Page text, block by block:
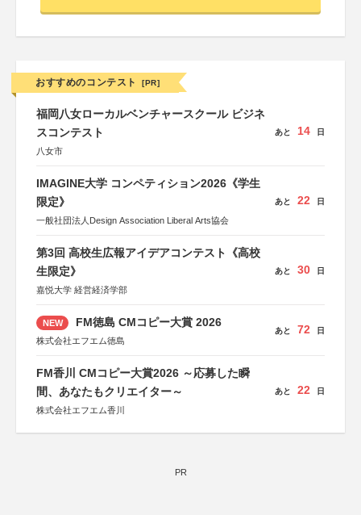
おすすめのコンテスト [PR]
福岡八女ローカルベンチャースクール ビジネ
スコンテスト
八女市
あと 14 日
IMAGINE大学 コンペティション2026《学生
限定》
一般社団法人Design Association Liberal Arts協会
あと 22 日
第3回 高校生広報アイデアコンテスト《高校
生限定》
嘉悦大学 経営経済学部
あと 30 日
NEW FM徳島 CMコピー大賞 2026
株式会社エフエム徳島
あと 72 日
FM香川 CMコピー大賞2026 ～応募した瞬
間、あなたもクリエイター～
株式会社エフエム香川
あと 22 日
PR